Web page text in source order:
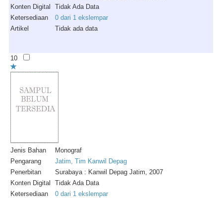
Konten Digital
Tidak Ada Data
Ketersediaan
0 dari 1 ekslempar
Artikel
Tidak ada data
10
Jenis Bahan
Monograf
Pengarang
Jatim, Tim Kanwil Depag
Penerbitan
Surabaya : Kanwil Depag Jatim, 2007
Konten Digital
Tidak Ada Data
Ketersediaan
0 dari 1 ekslempar